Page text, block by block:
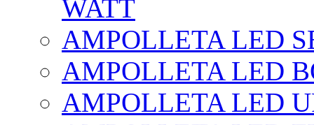
WATT
AMPOLLETA LED
AMPOLLETA LED
AMPOLLETA LED